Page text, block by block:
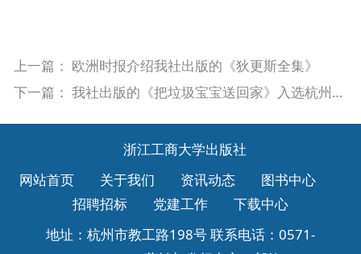
上一篇： 欧洲时报介绍我社出版的《狄更斯全集》
下一篇： 我社出版的《把垃圾宝宝送回家》入选杭州市校园垃圾分类教育读本
浙江工商大学出版社
网站首页
关于我们 资讯动态
图书中心
招聘招标
党建工作
下载中心
地址：杭州市教工路198号 联系电话：0571-